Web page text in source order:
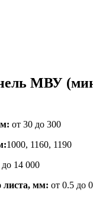
МВУ
от 30 до 300
1000, 1160, 1190
14 000
листа, мм: от 0.5 до